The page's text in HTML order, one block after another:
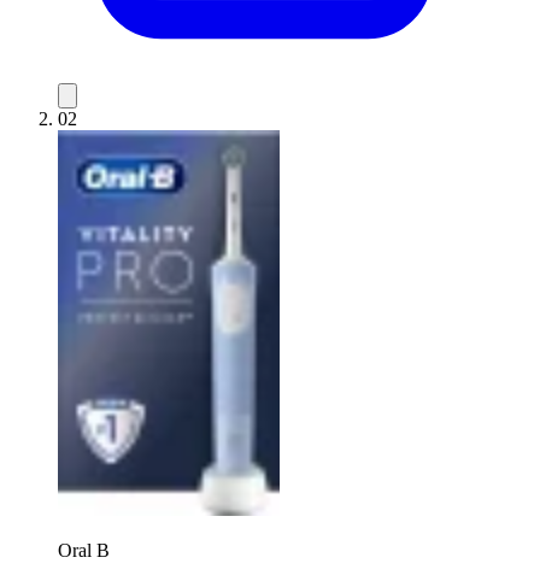
02
Oral B